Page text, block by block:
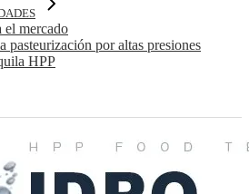
el mercado
pasteurización por altas presiones
HPP